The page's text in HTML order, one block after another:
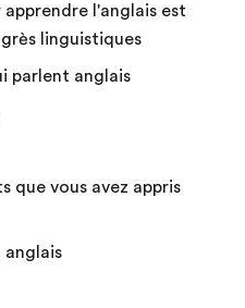
l'anglais est
linguistiques
parlent anglais
que vous avez appris
anglais